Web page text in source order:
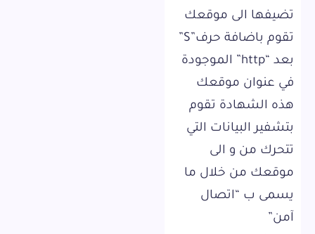
تضيفها الى موقعك
تقوم باضافة حرف”S”
بعد “http” الموجودة
في عنوان موقعك
هذه الشهادة تقوم
بتشفير البيانات التي
تتحرك من و الى
موقعك من خلال ما
يسمى ب “اتصال
آمن”